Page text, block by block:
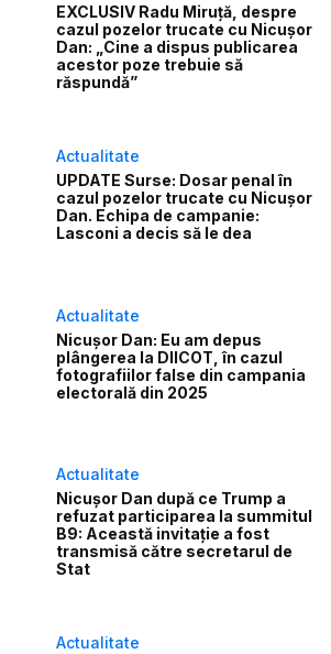
EXCLUSIV Radu Miruță, despre
cazul pozelor trucate cu Nicușor
Dan: „Cine a dispus publicarea
acestor poze trebuie să
răspundă”
Actualitate
UPDATE Surse: Dosar penal în
cazul pozelor trucate cu Nicușor
Dan. Echipa de campanie:
Lasconi a decis să le dea
Actualitate
Nicușor Dan: Eu am depus
plângerea la DIICOT, în cazul
fotografiilor false din campania
electorală din 2025
Actualitate
Nicușor Dan după ce Trump a
refuzat participarea la summitul
B9: Această invitație a fost
transmisă către secretarul de
Stat
Actualitate